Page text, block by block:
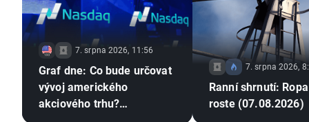
7. srpna 2026, 11:56
Graf dne: Co bude určovat
vývoj amerického
akciového trhu?
7. srpna 2026,
Ranní shrnutí:
roste (07.08.2026)